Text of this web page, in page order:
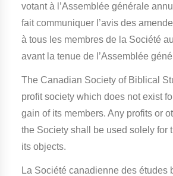
votant à l’Assemblée générale
fait communiquer l’avis des
à tous les membres de la Société
avant la tenue de l’Assemblée
The Canadian Society of Biblical
profit society which does not exist
gain of its members. Any profits or
the Society shall be used solely for
its objects.
La Société canadienne des études